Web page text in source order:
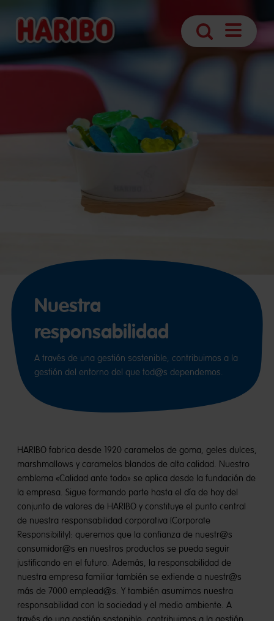
BúsquedaAbrir
Nuestra
responsabilidad
A través de una gestión sostenible, contribuimos a la
gestión del entorno del que tod@s dependemos.
HARIBO fabrica desde 1920 caramelos de goma, geles dulces,
marshmallows y caramelos blandos​ de alta calidad. Nuestro
emblema​ «Calidad ante todo» se aplica desde la fundación de
la empresa. Sigue formando parte hasta el día de hoy del
conjunto de valores de HARIBO y constituye el punto central
de nuestra responsabilidad corporativa (Corporate
Responsibility): queremos que la confianza de nuestr@s
consumidor@s​ en nuestros productos se pueda seguir
justificando en el futuro. Además, la responsabilidad de
nuestra empresa familiar también se extiende a nuestr@s
más de 7000 emplead@s. Y también asumimos nuestra
responsabilidad con la sociedad y el medio ambiente. A